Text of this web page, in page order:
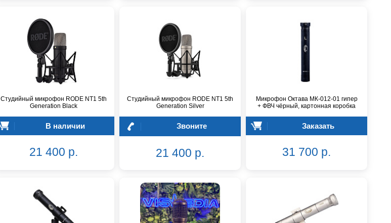
Студийный микрофон RODE NT1 5th
Generation Black
В наличии
21 400 р.
Студийный микрофон RODE NT1 5th
Generation Silver
Звоните
21 400 р.
Микрофон Октава МК-012-01 гипер
+ ФВЧ чёрный, картонная коробка
Заказать
31 700 р.